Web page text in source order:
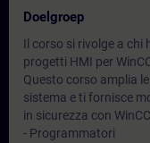
Doelgroep
Il corso si rivolge a chi
progetti HMI per
Questo corso amplia
sistema e ti fornisce
in sicurezza con
- Programmatori